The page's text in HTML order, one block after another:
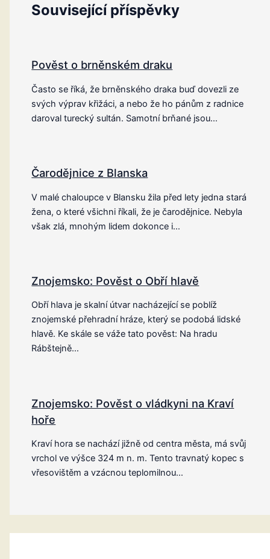
Související příspěvky
Pověst o brněnském draku
Často se říká, že brněnského draka buď dovezli ze
svých výprav křižáci, a nebo že ho pánům z radnice
daroval turecký sultán. Samotní brňané jsou…
Čarodějnice z Blanska
V malé chaloupce v Blansku žila před lety jedna stará
žena, o které všichni říkali, že je čarodějnice. Nebyla
však zlá, mnohým lidem dokonce i…
Znojemsko: Pověst o Obří hlavě
Obří hlava je skalní útvar nacházející se poblíž
znojemské přehradní hráze, který se podobá lidské
hlavě. Ke skále se váže tato pověst: Na hradu
Rábštejně…
Znojemsko: Pověst o vládkyni na Kraví
hoře
Kraví hora se nachází jižně od centra města, má svůj
vrchol ve výšce 324 m n. m. Tento travnatý kopec s
vřesovištěm a vzácnou teplomilnou…